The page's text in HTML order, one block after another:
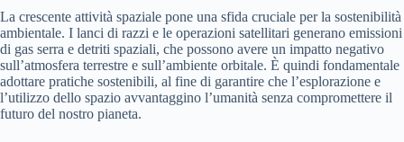
La crescente attività spaziale pone una sfida cruciale per la sostenibilità
ambientale. I lanci di razzi e le operazioni satellitari generano emissioni
di gas serra e detriti spaziali, che possono avere un impatto negativo
sull’atmosfera terrestre e sull’ambiente orbitale. È quindi fondamentale
adottare pratiche sostenibili, al fine di garantire che l’esplorazione e
l’utilizzo dello spazio avvantaggino l’umanità senza compromettere il
futuro del nostro pianeta.